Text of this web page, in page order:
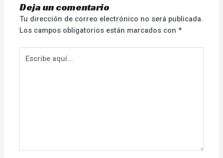
Deja un comentario
Tu dirección de correo electrónico no será publicada.
Los campos obligatorios están marcados con*
aquí...